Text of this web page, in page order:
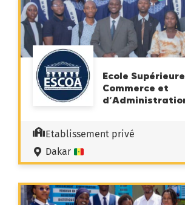
Ecole
Commerce et
Etablissement privé
Dakar